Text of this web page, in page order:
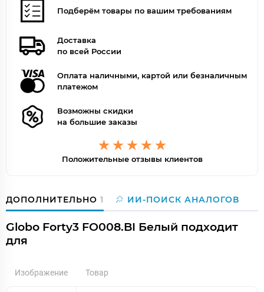
Подберём товары по вашим требованиям
Доставка
по всей России
Оплата наличными, картой или безналичным
платежом
Возможны скидки
на большие заказы
Положительные отзывы клиентов
ДОПОЛНИТЕЛЬНО 1 ИИ-ПОИСК АНАЛОГОВ
Globo Forty3 FO008.BI Белый подходит
для
Изображение Товар